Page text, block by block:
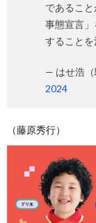
であるこ
事態宣言
すること
— はせ浩（
2024
（藤原秀行）